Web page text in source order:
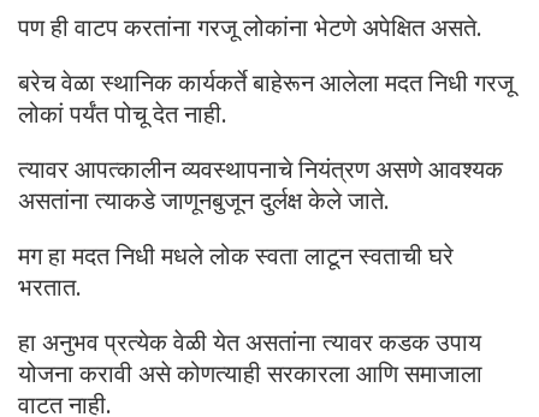
पण ही वाटप करतांना गरजू लोकांना भेटणे अपेक्षित असते.
बरेच वेळा स्थानिक कार्यकर्ते बाहेरून आलेला मदत निधी गरजू
लोकां पर्यंत पोचू देत नाही.
त्यावर आपत्कालीन व्यवस्थापनाचे नियंत्रण असणे आवश्यक
असतांना त्याकडे जाणूनबुजून दुर्लक्ष केले जाते.
मग हा मदत निधी मधले लोक स्वता लाटून स्वताची घरे
भरतात.
हा अनुभव प्रत्येक वेळी येत असतांना त्यावर कडक उपाय
योजना करावी असे कोणत्याही सरकारला आणि समाजाला
वाटत नाही.